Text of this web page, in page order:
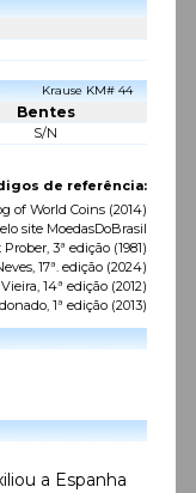
Krause KM# 44
Bentes
S/N
de referência:
of World Coins (2014)
site MoedasDoBrasil
3ª edição (1981)
17ª. edição (2024)
14ª edição (2012)
1ª edição (2013)
a Espanha